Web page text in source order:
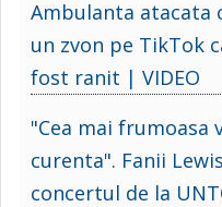
Ambulanta atacata
un zvon pe TikTok
fost ranit | VIDEO
"Cea mai frumoasa
curenta". Fanii
concertul de la